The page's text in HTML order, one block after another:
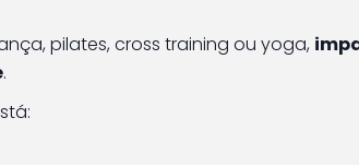
pilates, cross training ou yoga,
.